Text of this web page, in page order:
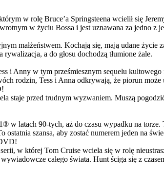
w rolę Bruce’a Springsteena wcielił się
w życiu Bossa i jest uznawana za jedno z
małżeństwem. Kochają się, mają udane
a do głosu dochodzą tłumione żale.
w tym prześmiesznym sequelu kultowego
rodzin, Tess i Anna odkrywają, że piorun
staje przed trudnym wyzwaniem. Muszą
latach 90-tych, aż do czasu wypadku na
szansa, aby zostać numerem jeden na
w której Tom Cruise wciela się w rolę
całego świata. Hunt ściga się z